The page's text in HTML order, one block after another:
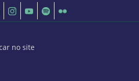
no site